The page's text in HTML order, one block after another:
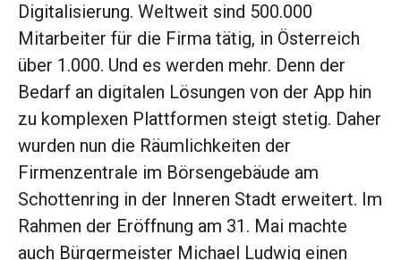
Digitalisierung. Weltweit sind 500.000
Mitarbeiter für die Firma tätig, in Österreich
über 1.000. Und es werden mehr. Denn der
Bedarf an digitalen ­Lösungen von der App hin
zu komplexen Plattformen steigt stetig. Daher
wurden nun die Räumlichkeiten der
Firmenzentrale im Börsengebäude am
Schottenring in der ­Inneren Stadt erweitert. Im
Rahmen der Eröffnung am 31. Mai machte
auch Bürgermeister Michael Ludwig einen